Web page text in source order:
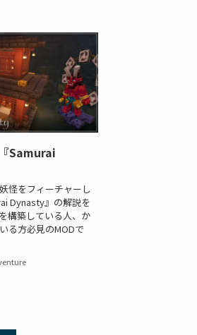
Samurai
怪をフィーチャーし
Dynasty』の解説を
構築している人、か
る方必見のMODで